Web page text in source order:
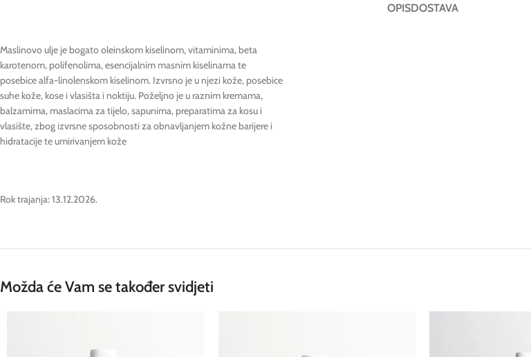
OPISDOSTAVA
Maslinovo ulje je bogato oleinskom kiselinom, vitaminima, beta
karotenom, polifenolima, esencijalnim masnim kiselinama te
posebice alfa-linolenskom kiselinom. Izvrsno je u njezi kože, posebice
suhe kože, kose i vlasišta i noktiju. Poželjno je u raznim kremama,
balzamima, maslacima za tijelo, sapunima, preparatima za kosu i
vlasište, zbog izvrsne sposobnosti za obnavljanjem kožne barijere i
hidratacije te umirivanjem kože
Rok trajanja: 13.12.2026.
Možda će Vam se također svidjeti